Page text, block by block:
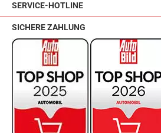
SERVICE-HOTLINE
SICHERE ZAHLUNG